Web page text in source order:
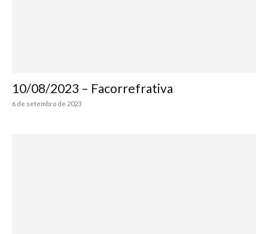
10/08/2023 – Facorrefrativa
6 de setembro de 2023